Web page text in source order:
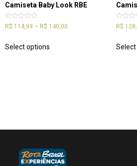
Camiseta Baby Look RBE
Rated
0
5
R$ 114,99 – R$ 140,00
Select options
Rated
0
5
R$